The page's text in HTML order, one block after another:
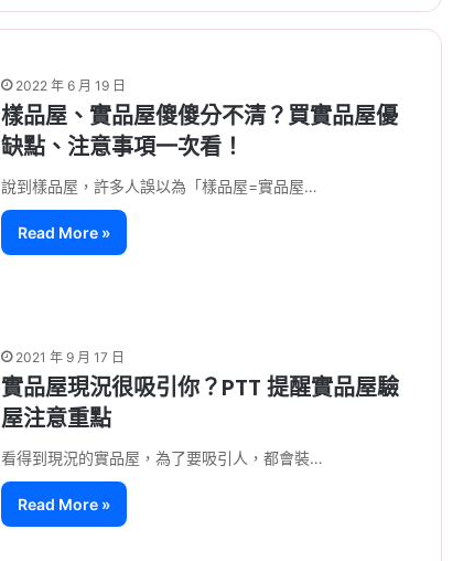
2022 年 6 月 19 日
樣品屋、實品屋傻傻分不清？買實品屋優
缺點、注意事項一次看！
說到樣品屋，許多人誤以為「樣品屋=實品屋…
Read More »
2021 年 9 月 17 日
實品屋現況很吸引你？PTT 提醒實品屋驗
屋注意重點
看得到現況的實品屋，為了要吸引人，都會裝…
Read More »